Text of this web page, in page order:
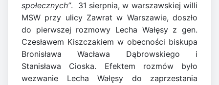
społecznych”. 31 sierpnia, w warszawskiej willi
MSW przy ulicy Zawrat w Warszawie, doszło
do pierwszej rozmowy Lecha Wałęsy z gen.
Czesławem Kiszczakiem w obecności biskupa
Bronisława Wacława Dąbrowskiego i
Stanisława Cioska. Efektem rozmów było
wezwanie Lecha Wałęsy do zaprzestania